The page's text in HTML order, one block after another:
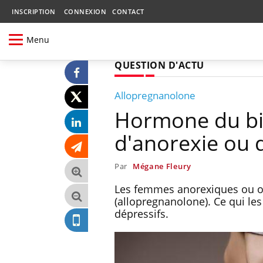
INSCRIPTION CONNEXION CONTACT
Menu
QUESTION D'ACTU
Allopregnanolone
Hormone du
d'anorexie ou
Par Mégane Fleury
Les femmes anorexiques ou
(allopregnanolone). Ce qui
dépressifs.